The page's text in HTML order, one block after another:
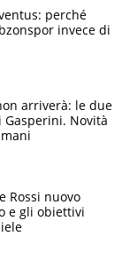
perché
invece di
arriverà: le due
Novità
Rossi nuovo
e gli obiettivi